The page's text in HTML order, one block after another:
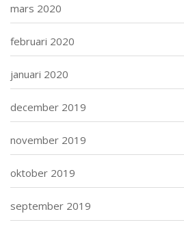
mars 2020
februari 2020
januari 2020
december 2019
november 2019
oktober 2019
september 2019